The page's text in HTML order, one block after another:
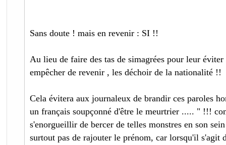
Sans doute ! mais en revenir : SI !!
Au lieu de faire des tas de simagrées pour leur
empêcher de revenir , les déchoir de la nationalité !!
Cela évitera aux journaleux de brandir ces paroles
un français soupçonné d'être le meurtrier ..... " !!!
s'enorgueillir de bercer de telles monstres en son
surtout pas de rajouter le prénom, car lorsqu'il s'agit